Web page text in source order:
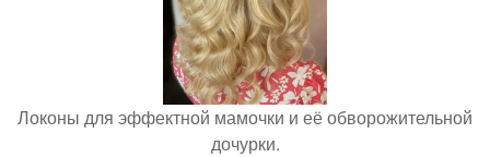
Локоны для эффектной мамочки и её обворожительной
дочурки.